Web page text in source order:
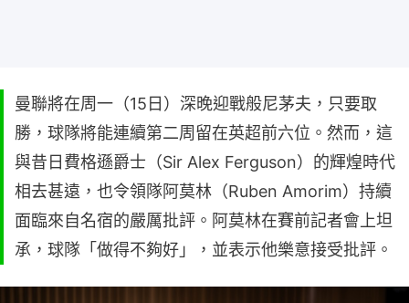
曼聯將在周一（15日）深晚迎戰般尼茅夫，只要取
勝，球隊將能連續第二周留在英超前六位。然而，這
與昔日費格遜爵士（Sir Alex Ferguson）的輝煌時代
相去甚遠，也令領隊阿莫林（Ruben Amorim）持續
面臨來自名宿的嚴厲批評。阿莫林在賽前記者會上坦
承，球隊「做得不夠好」，並表示他樂意接受批評。